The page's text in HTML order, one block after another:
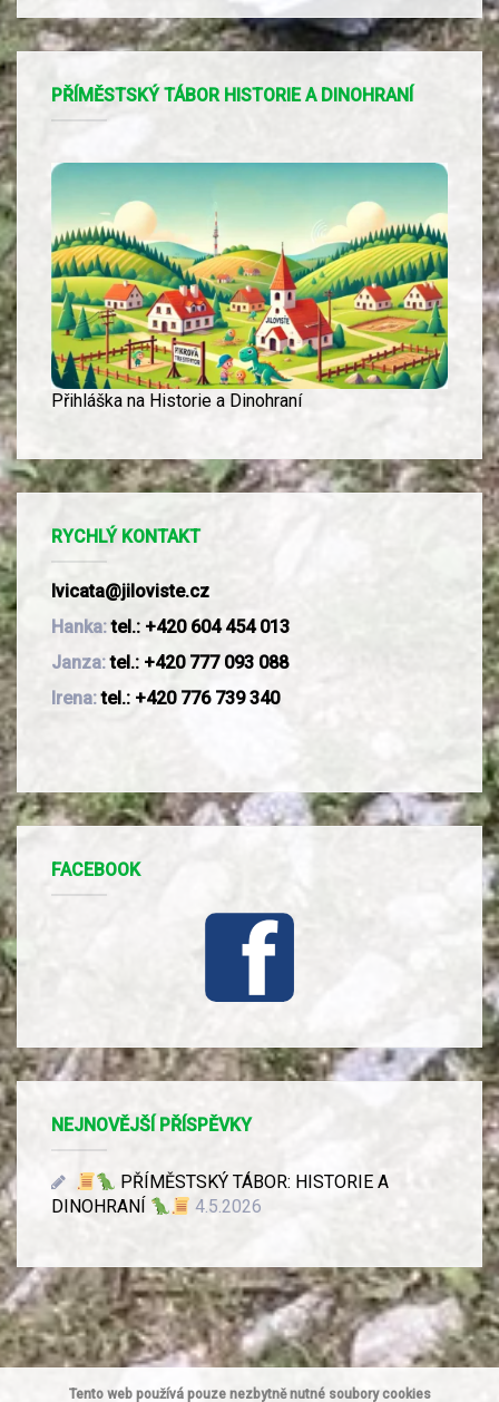
PŘÍMĚSTSKÝ TÁBOR HISTORIE A DINOHRANÍ
Přihláška na Historie a Dinohraní
RYCHLÝ KONTAKT
lvicata@jiloviste.cz
Hanka:tel.: +420 604 454 013
Janza: tel.: +420 777 093 088
Irena:tel.: +420 776 739 340
FACEBOOK
NEJNOVĚJŠÍ PŘÍSPĚVKY
PŘÍMĚSTSKÝ TÁBOR: HISTORIE A
DINOHRANÍ
4.5.2026
Tento web používá pouze nezbytně nutné soubory cookies